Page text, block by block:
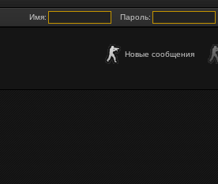
Имя: Пароль:
Новые сообщения